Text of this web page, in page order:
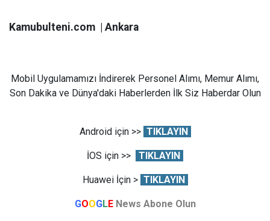
Kamubulteni.com | Ankara
Mobil Uygulamamızı İndirerek Personel Alımı, Memur Alımı,
Son Dakika ve Dünya'daki Haberlerden İlk Siz Haberdar Olun
Android için >> TIKLAYIN
İOS için >> TIKLAYIN
Huawei İçin > TIKLAYIN
GOOGLE News Abone Olun